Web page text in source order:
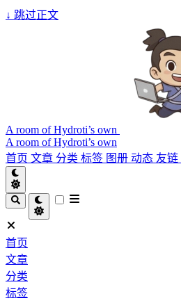
↓ 跳过正文
A room of Hydroti’s own
A room of Hydroti’s own
首页 文章 分类 标签 图册 动态 友链
首页
文章
分类
标签